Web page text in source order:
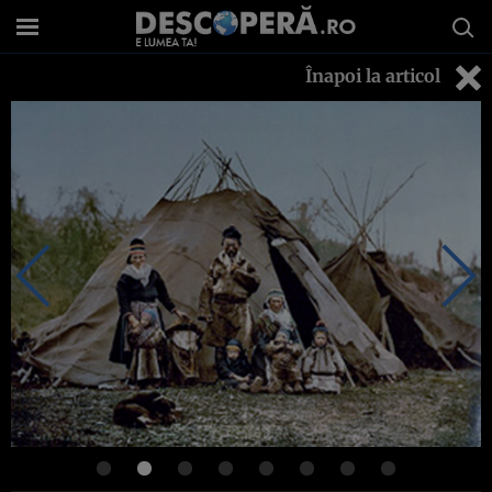
Înapoi la articol